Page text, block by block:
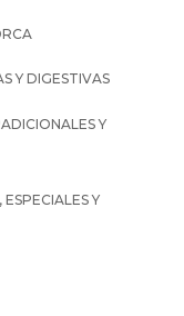
Y DIGESTIVAS
Y
Y